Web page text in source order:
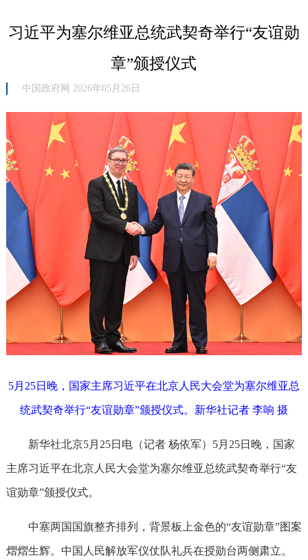
习近平为塞尔维亚总统武契奇举行“友谊勋
章”颁授仪式
中国政府网 2026年05月26日
5月25日晚，国家主席习近平在北京人民大会堂为塞尔维亚总
统武契奇举行“友谊勋章”颁授仪式。新华社记者 李响 摄
新华社北京5月25日电（记者 杨依军）5月25日晚，国家
主席习近平在北京人民大会堂为塞尔维亚总统武契奇举行“友
谊勋章”颁授仪式。
中塞两国国旗整齐排列，背景板上金色的“友谊勋章”图案
熠熠生辉。中国人民解放军仪仗队礼兵在授勋台两侧肃立。